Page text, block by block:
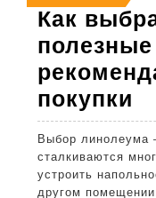
декабря
2025
декабря
2025 2025
Как
покупки
Выбор линолеума – задача, с которой
сталкиваются
устроить
другом